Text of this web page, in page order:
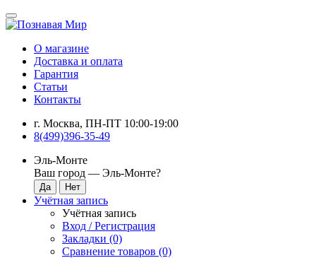
О магазине
Доставка и оплата
Гарантия
Статьи
Контакты
г. Москва, ПН-ПТ 10:00-19:00
8(499)396-35-49
Эль-Монте
Ваш город — Эль-Монте?
Учётная запись
Учётная запись
Вход / Регистрация
Закладки (0)
Сравнение товаров (0)